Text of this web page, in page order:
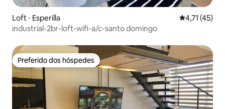
Loft ⋅ Esperilla 4,71 de uma
4,71 (45)
industrial-2br-loft-wifi-a/c-santo domingo
Preferido dos hóspedes
Preferido dos hóspedes